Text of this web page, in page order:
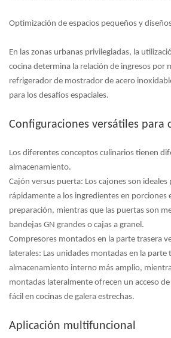
Optimización de espacios pequeños y
En las zonas urbanas privilegiadas, la
cocina determina la relación de ingresos por
refrigerador de mostrador de acero
para los desafíos espaciales.
Configuraciones versátiles para
Los diferentes conceptos culinarios tienen
almacenamiento.
Cajón versus puerta: Los cajones son ideales
rápidamente a los ingredientes en porciones
preparación, mientras que las puertas son
bandejas GN grandes o cajas a granel.
Compresores montados en la parte trasera
laterales: Las unidades montadas en la parte
almacenamiento interno más amplio,
montadas lateralmente ofrecen un acceso
fácil en cocinas de galera estrechas.
Aplicación multifuncional